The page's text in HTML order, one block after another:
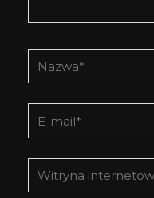
Nazwa*
E-
mail*
Witryna
internetowa